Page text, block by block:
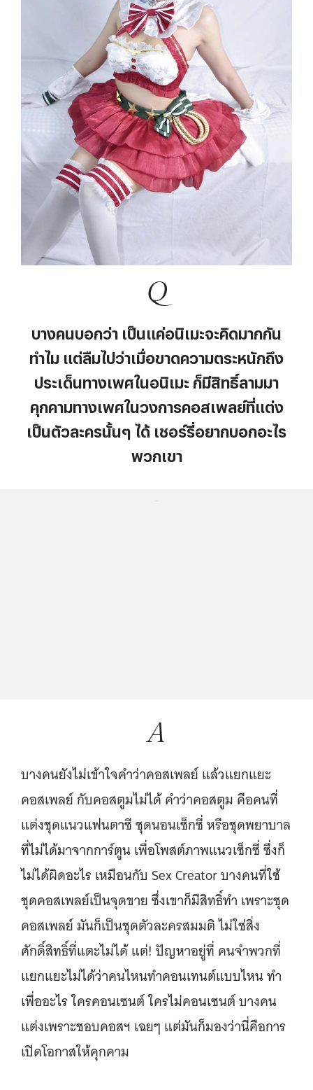
Q
บางคนบอกว่า เป็นแค่อนิเมะจะคิดมากกัน
ทำไม แต่ลืมไปว่าเมื่อขาดความตระหนักถึง
ประเด็นทางเพศในอนิเมะ ก็มีสิทธิ์ลามมา
คุกคามทางเพศในวงการคอสเพลย์ที่แต่ง
เป็นตัวละครนั้นๆ ได้ เชอร์รี่อยากบอกอะไร
พวกเขา
A
บางคนยังไม่เข้าใจคำว่าคอสเพลย์ แล้วแยกแยะ
คอสเพลย์ กับคอสตูมไม่ได้ คำว่าคอสตูม คือคนที่
แต่งชุดแนวแฟนตาซี ชุดนอนเซ็กซี่ หรือชุดพยาบาล
ที่ไม่ได้มาจากการ์ตูน เพื่อโพสต์ภาพแนวเซ็กซี่ ซึ่งก็
ไม่ได้ผิดอะไร เหมือนกับ Sex Creator บางคนที่ใช้
ชุดคอสเพลย์เป็นจุดขาย ซึ่งเขาก็มีสิทธิ์ทำ เพราะชุด
คอสเพลย์ มันก็เป็นชุดตัวละครสมมติ ไม่ใช่สิ่ง
ศักดิ์สิทธิ์ที่แตะไม่ได้ แต่! ปัญหาอยู่ที่ คนจำพวกที่
แยกแยะไม่ได้ว่าคนไหนทำคอนเทนต์แบบไหน ทำ
เพื่ออะไร ใครคอนเซนต์ ใครไม่คอนเซนต์ บางคน
แต่งเพราะชอบคอสฯ เฉยๆ แต่มันก็มองว่านี่คือการ
เปิดโอกาสให้คุกคาม